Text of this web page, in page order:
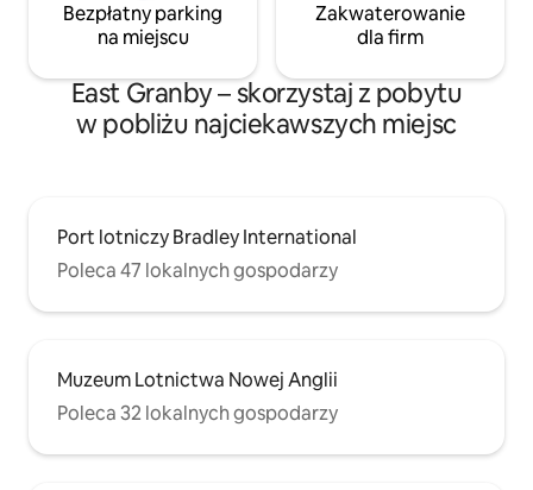
Bezpłatny parking
na miejscu
Zakwaterowanie
dla firm
East Granby – skorzystaj z pobytu
w pobliżu najciekawszych miejsc
Port lotniczy Bradley International
Poleca 47 lokalnych gospodarzy
Muzeum Lotnictwa Nowej Anglii
Poleca 32 lokalnych gospodarzy